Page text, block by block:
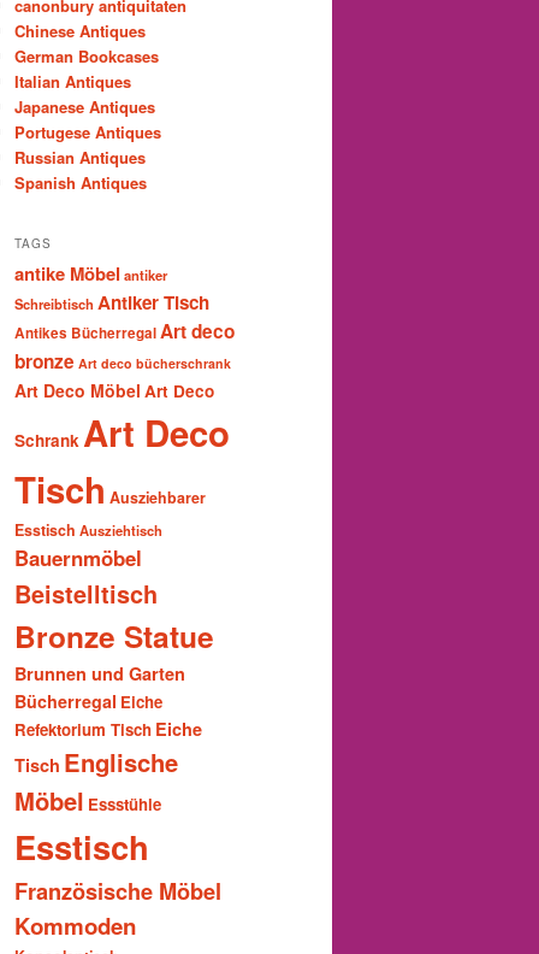
canonbury antiquitaten
Chinese Antiques
German Bookcases
Italian Antiques
Japanese Antiques
Portugese Antiques
Russian Antiques
Spanish Antiques
TAGS
antike Möbel antiker
Schreibtisch Antiker Tisch
Antikes BücherregalArt deco
bronze Art deco bücherschrank
Art Deco Möbel Art Deco
Schrank Art Deco
Tisch Ausziehbarer
Esstisch Ausziehtisch
Bauernmöbel
Beistelltisch
Bronze Statue
Brunnen und Garten
Bücherregal Eiche
Refektorium Tisch Eiche
Tisch Englische
Möbel Essstühle
Esstisch
Französische Möbel
Kommoden